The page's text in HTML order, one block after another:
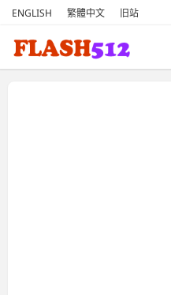
ENGLISH 繁體中文 旧站